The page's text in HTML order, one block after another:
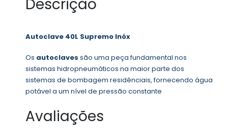
Descrição
Autoclave 40L Supremo Inóx
Os autoclaves são uma peça fundamental nos
sistemas hidropneumáticos na maior parte dos
sistemas de bombagem residênciais, fornecendo água
potável a um nível de pressão constante
Avaliações